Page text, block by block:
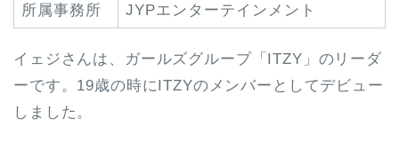
所属事務所 JYPエンターテインメント
イェジさんは、ガールズグループ「ITZY」のリーダ
ーです。19歳の時にITZYのメンバーとしてデビュー
しました。